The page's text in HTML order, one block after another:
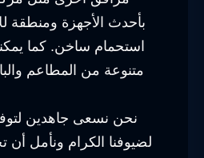
بأحدث الأجهزة ومنطقة
استحمام ساخن. كما
متنوعة من المطاعم
نحن نسعى جاهدين
لضيوفنا الكرام ونأمل أن